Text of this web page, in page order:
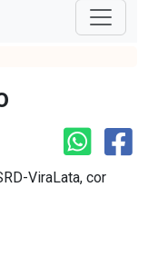
ViraLata, cor